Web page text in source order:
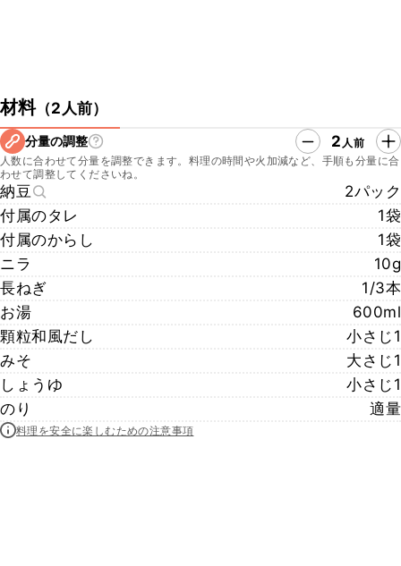
材料（2人前）
分量の調整 2 人前
人数に合わせて分量を調整できます。料理の時間や火加減など、手順も分量に合
わせて調整してくださいね。
納豆
2パック
付属のタレ
1袋
付属のからし
1袋
ニラ
10g
長ねぎ
1/3本
お湯
600ml
顆粒和風だし
小さじ1
みそ
大さじ1
しょうゆ
小さじ1
のり
適量
料理を安全に楽しむための注意事項